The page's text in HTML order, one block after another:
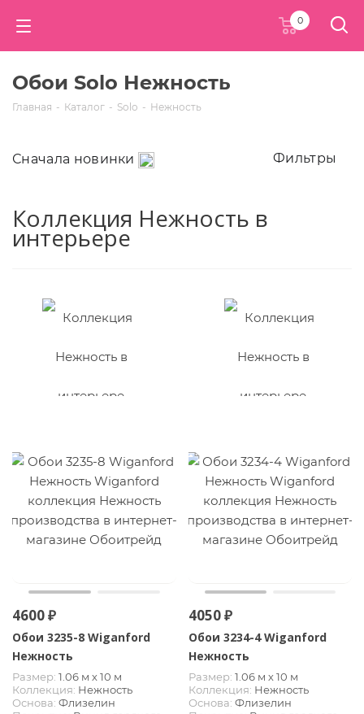
0
Обои Solo Нежность
Главная - Каталог - Solo - Нежность
Сначала новинки Фильтры
Коллекция Нежность в
интерьере
4600 ₽
Обои 3235-8 Wiganford
Нежность
Размер: 1.06 м х 10 м
Коллекция: Нежность
Основа: Флизелин
4050 ₽
Обои 3234-4 Wiganford
Нежность
Размер: 1.06 м х 10 м
Коллекция: Нежность
Основа: Флизелин